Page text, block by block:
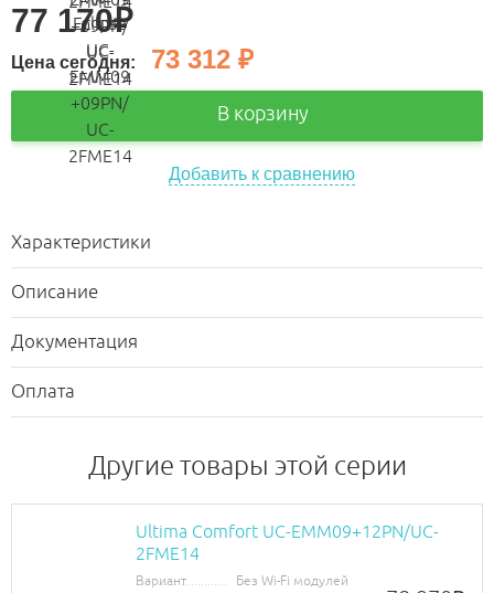
77 170₽
Цена сегодня: 73 312 ₽
В корзину
Добавить к сравнению
Характеристики
Описание
Документация
Оплата
Другие товары этой серии
Ultima Comfort UC-EMM09+12PN/UC-
2FME14
Вариант
Без Wi-Fi модулей